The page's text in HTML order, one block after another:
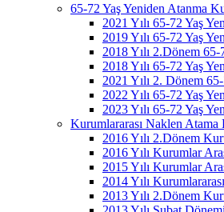
65-72 Yaş Yeniden Atanma
2021 Yılı 65-72 Yaş
2019 Yılı 65-72 Yaş
2018 Yılı 2.Dönem
2018 Yılı 65-72 Yaş
2021 Yılı 2. Dönem
2022 Yılı 65-72 Yaş
2023 Yılı 65-72 Yaş
Kurumlararası Naklen Atama
2016 Yılı 2.Dönem
2016 Yılı Kurumlar
2015 Yılı Kurumlar
2014 Yılı
2013 Yılı 2.Dönem